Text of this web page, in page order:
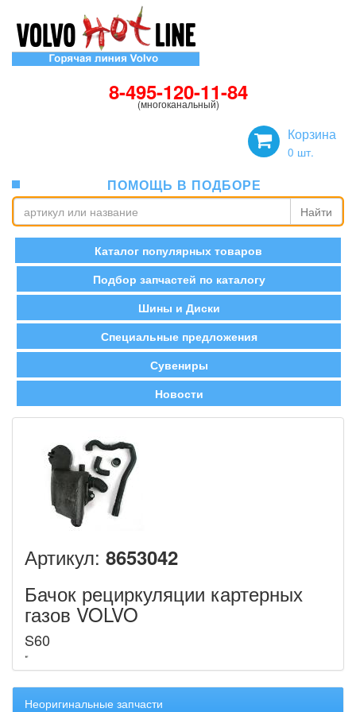
8-495-120-11-84
(многоканальный)
Корзина
0 шт.
ПОМОЩЬ В ПОДБОРЕ
Найти
Каталог популярных товаров
Подбор запчастей по каталогу
Шины и Диски
Специальные предложения
Сувениры
Новости
Артикул: 8653042
Бачок рециркуляции картерных
газов VOLVO
S60
Неоригинальные запчасти